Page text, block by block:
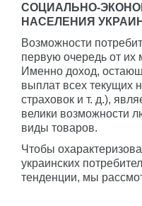
СОЦИАЛЬНО-
НАСЕЛЕНИЯ
Возможности
первую очередь от их
Именно доход,
выплат всех текущих
страховок и т. д.),
велики возможности
виды товаров.
Чтобы
украинских
тенденции, мы